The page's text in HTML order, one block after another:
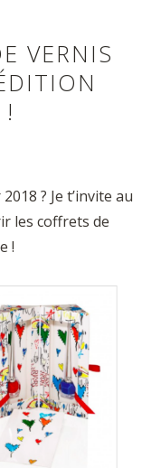
VERNIS
? Je t’invite au
les coffrets de
!